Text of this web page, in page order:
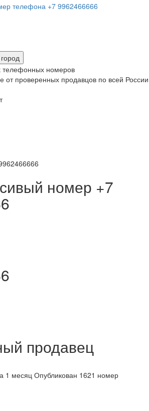
телефонных номеров
от проверенных продавцов по всей России
номер +7
продавец
1 месяц Опубликован 1621 номер